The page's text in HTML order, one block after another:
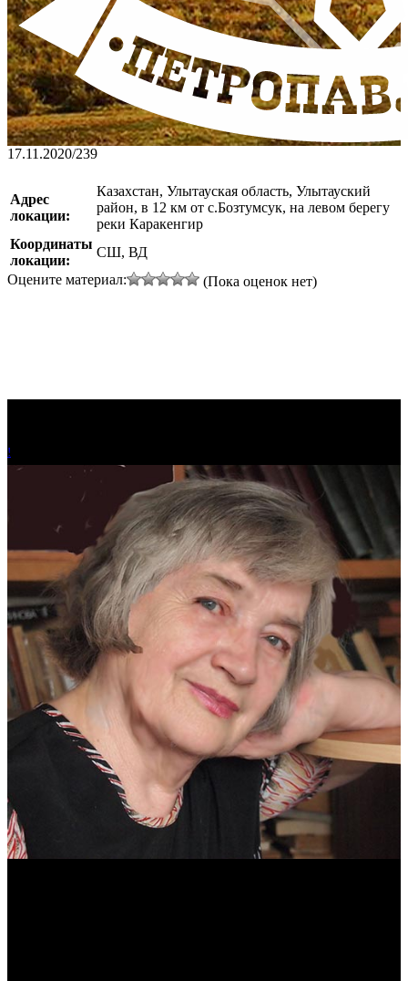
17.11.2020/239
Адрес
локации:
Казахстан, Улытауская область, Улытауский
район, в 12 км от с.Бозтумсук, на левом берегу
реки Каракенгир
Координаты
локации:
СШ, ВД
Оцените материал:
(Пока оценок нет)
!